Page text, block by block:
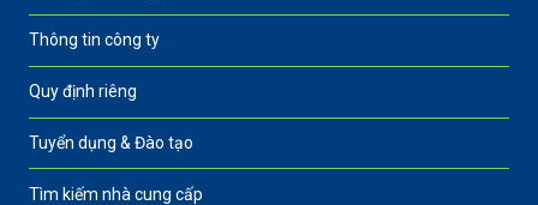
Thông tin công ty
Quy định riêng
Tuyển dụng & Đào tạo
Tìm kiếm nhà cung cấp